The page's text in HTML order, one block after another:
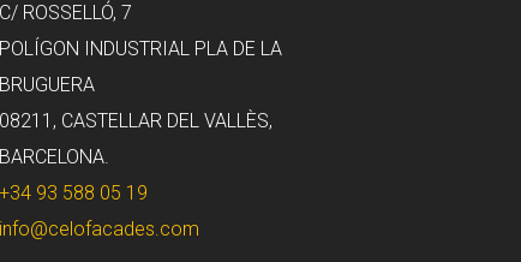
C/ ROSSELLÓ, 7
POLÍGON INDUSTRIAL PLA DE LA
BRUGUERA
08211, CASTELLAR DEL VALLÈS,
BARCELONA.
+34 93 588 05 19
info@celofacades.com